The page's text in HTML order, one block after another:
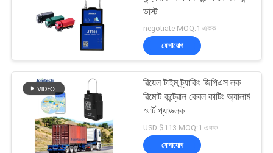
ডাস্ট
negotiate MOQ:1 একক
যোগাযোগ
রিয়েল টাইম ট্র্যাকিং জিপিএস লক
রিমোট কন্ট্রোল কেবল কাটিং অ্যালার্ম
স্মার্ট প্যাডলক
USD $113 MOQ:1 একক
যোগাযোগ